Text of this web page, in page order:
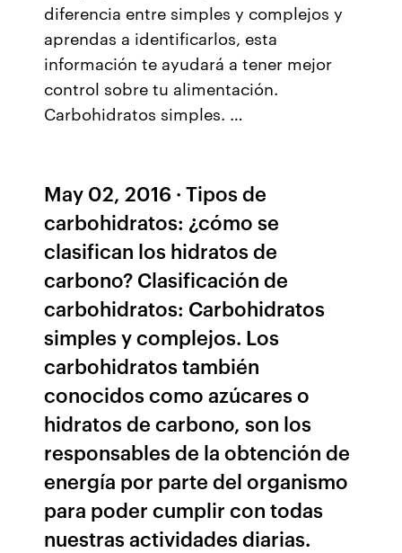
diferencia entre simples y complejos y
aprendas a identificarlos, esta
información te ayudará a tener mejor
control sobre tu alimentación.
Carbohidratos simples. …
May 02, 2016 · Tipos de
carbohidratos: ¿cómo se
clasifican los hidratos de
carbono? Clasificación de
carbohidratos: Carbohidratos
simples y complejos. Los
carbohidratos también
conocidos como azúcares o
hidratos de carbono, son los
responsables de la obtención de
energía por parte del organismo
para poder cumplir con todas
nuestras actividades diarias.